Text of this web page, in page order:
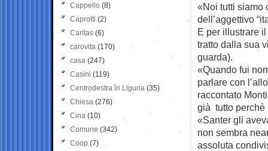
«Noi tutti siamo
dell’aggettivo
E per illustrare
tratto dalla sua
guarda).
«Quando fui
parlare con
raccontato
già tutto perchè
«Santer gli
non sembra
assoluta
Cappello (8)
Caprotti (2)
Caritas (6)
carovita (170)
casa (247)
Casini (119)
Centrodestra in Liguria (35)
Chiesa (276)
Cina (10)
Comune (342)
Coop (7)